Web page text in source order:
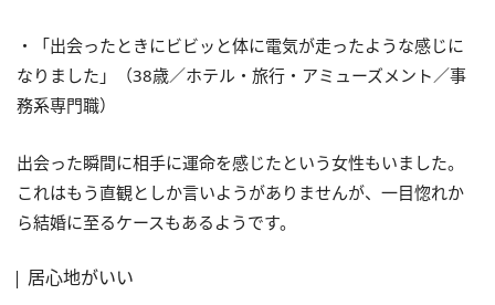
・「出会ったときにビビッと体に電気が走ったような感じに
なりました」（38歳／ホテル・旅行・アミューズメント／事
務系専門職）
出会った瞬間に相手に運命を感じたという女性もいました。
これはもう直観としか言いようがありませんが、一目惚れか
ら結婚に至るケースもあるようです。
居心地がいい